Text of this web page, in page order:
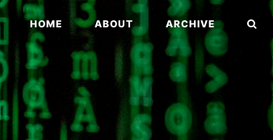
HOME ABOUT ARCHIVE